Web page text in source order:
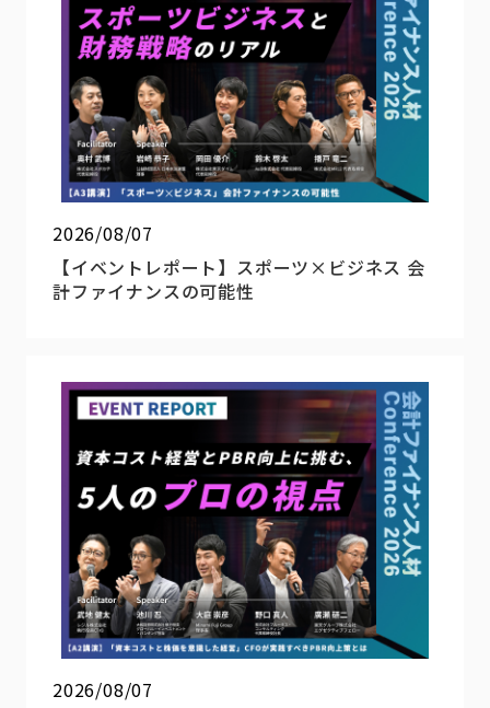
2026/08/07
【イベントレポート】スポーツ×ビジネス 会
計ファイナンスの可能性
2026/08/07